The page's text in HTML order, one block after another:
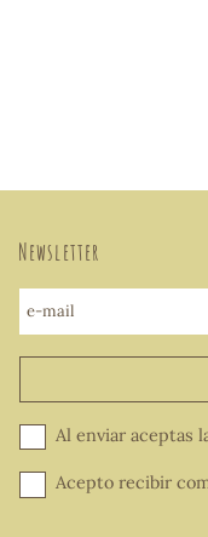
Newsletter
e-mail
Al enviar aceptas
Acepto recibir